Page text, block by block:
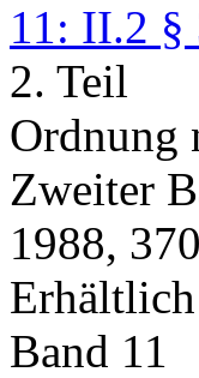
11: II.2 §
2. Teil
Ordnung
Zweiter
1988, 370
Band 11